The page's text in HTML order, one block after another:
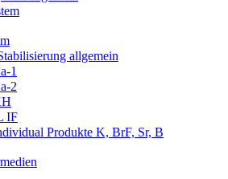
allgemein
1
2
IF
Produkte K, BrF, Sr, B